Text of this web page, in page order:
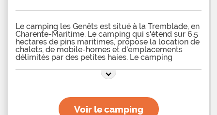
Le camping les Genêts est situé à la Tremblade, en
Charente-Maritime. Le camping qui s'étend sur 6,5
hectares de pins maritimes, propose la location de
chalets, de mobile-homes et d'emplacements
délimités par des petites haies. Le camping
chauffé pour les enfants. Le camping propose
aussi un espace bar, des plats cuisinés et des
de votre séjour : loto, soirée repas, concours de
pétanque, sports aquatiques...
Voir le camping